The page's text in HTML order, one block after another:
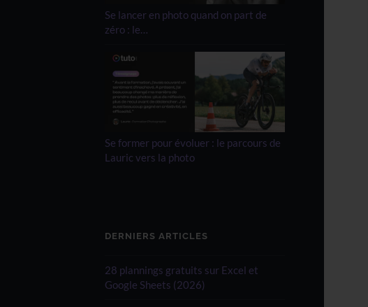
Se lancer en photo quand on part de
zéro : le…
Se former pour évoluer : le parcours de
Lauric vers la photo
DERNIERS ARTICLES
28 plannings gratuits sur Excel et
Google Sheets (2026)